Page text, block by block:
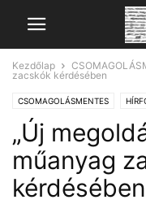
Kezdőlap
zacskók kérdésében
CSOMAGOLÁSMENTES
„Új
műanyag
kérdésében